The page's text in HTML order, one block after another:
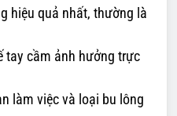
hiệu quả nhất, thường là
tay cầm ảnh hưởng trực
làm việc và loại bu lông